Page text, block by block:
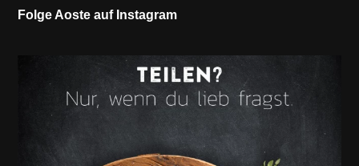
Folge Aoste auf Instagram